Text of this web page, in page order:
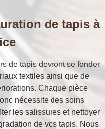
de tapis à
de tapis devront se fonder
textiles ainsi que de
Chaque pièce
nécessite des soins
les salissures et nettoyer
de vos tapis. Nous